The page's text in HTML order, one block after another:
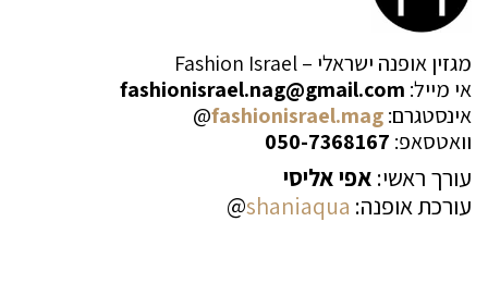
מגזין אופנה ישראלי – Fashion Israel
אי מייל: fashionisrael.nag@gmail.com
אינסטגרם:fashionisrael.mag
@
וואטסאפ: 050-7368167
עורך ראשי: אפי אליסי
עורכת אופנה: shaniaqua
@